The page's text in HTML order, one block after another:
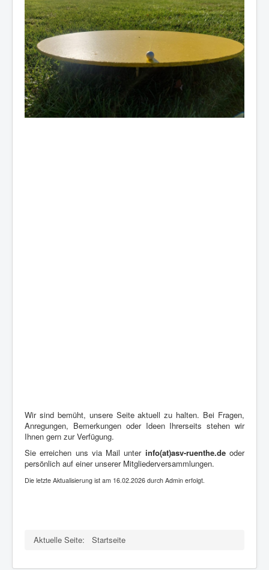
Wir sind bemüht, unsere Seite aktuell zu halten. Bei Fragen,
Anregungen, Bemerkungen oder Ideen Ihrerseits stehen wir
Ihnen gern zur Verfügung.
Sie erreichen uns via Mail unter info(at)asv-ruenthe.deoder
persönlich auf einer unserer Mitgliederversammlungen.
Die letzte Aktualisierung ist am 16.02.2026 durch Admin erfolgt.
Aktuelle Seite: Startseite